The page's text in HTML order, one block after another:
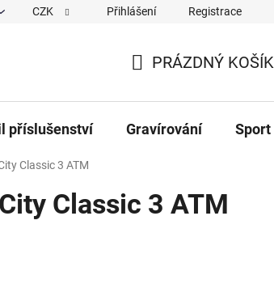
Magazín Hodnocení obchodu
CZK Přihlášení Registrace
PRÁZDNÝ KOŠÍK
příslušenství Gravírování Sport
Classic 3 ATM
Classic 3 ATM